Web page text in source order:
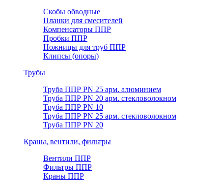
Скобы обводные
Планки для смесителей
Компенсаторы ППР
Пробки ППР
Ножницы для труб ППР
Клипсы (опоры)
Трубы
Труба ППР PN 25 арм. алюминием
Труба ППР PN 20 арм. стекловолокном
Труба ППР PN 10
Труба ППР PN 25 арм. стекловолокном
Труба ППР PN 20
Краны, вентили, фильтры
Вентили ППР
Фильтры ППР
Краны ППР